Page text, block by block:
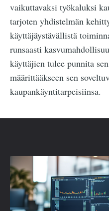
vaikuttavaksi työkaluksi
tarjoten yhdistelmän
käyttäjäystävällistä
runsaasti
käyttäjien tulee punnita
määrittääkseen sen
kaupankäyntitarpeisiinsa.